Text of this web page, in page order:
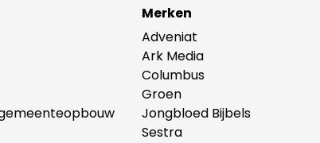
Merken
Adveniat
Ark Media
Columbus
Groen
Jongbloed Bijbels
Sestra